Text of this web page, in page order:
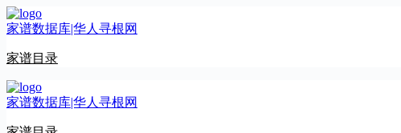
跳
至
容
家谱数据库|华人寻根网
家谱目录
家谱数据库|华人寻根网